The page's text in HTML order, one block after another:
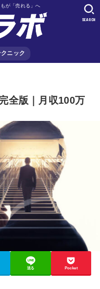
が「売れる」へ
ニック
SEARCH
全版｜月収100万
送る Pocket